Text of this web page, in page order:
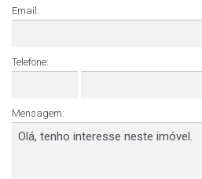
Email:
Telefone:
Mensagem: